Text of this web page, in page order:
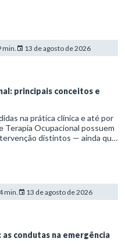
min. 13 de agosto de 2026
principais conceitos e
na prática clínica e até por
Terapia Ocupacional possuem
distintos — ainda que
min. 13 de agosto de 2026
condutas na emergência